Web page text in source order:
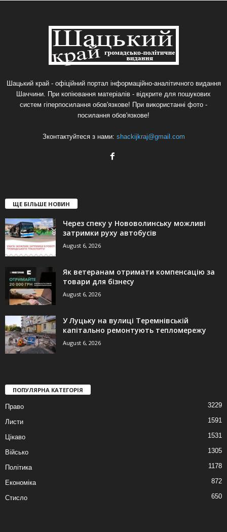
Шацький край - офіційний портал інформаційно-аналітичного видання
Шаччини. При копіювання матеріалів - відкрите для пошукових
систем гіперпосилання обов'язкове! При використанні фото -
посилання обов'язкове!
Зконтактуйтеся з нами: shackijkraj@gmail.com
ЩЕ БІЛЬШЕ НОВИН
Через спеку у Нововолинську можливі
затримки руху автобусів
August 6, 2026
Як ветеранам отримати компенсацію за
товари для бізнесу
August 6, 2026
У Луцьку на вулиці Теремнівській
капітально ремонтують тепломережу
August 6, 2026
ПОПУЛЯРНА КАТЕГОРІЯ
Право 3229
Листи 1591
Цікаво 1531
Військо 1305
Політика 1178
Економіка 872
Стисло 650